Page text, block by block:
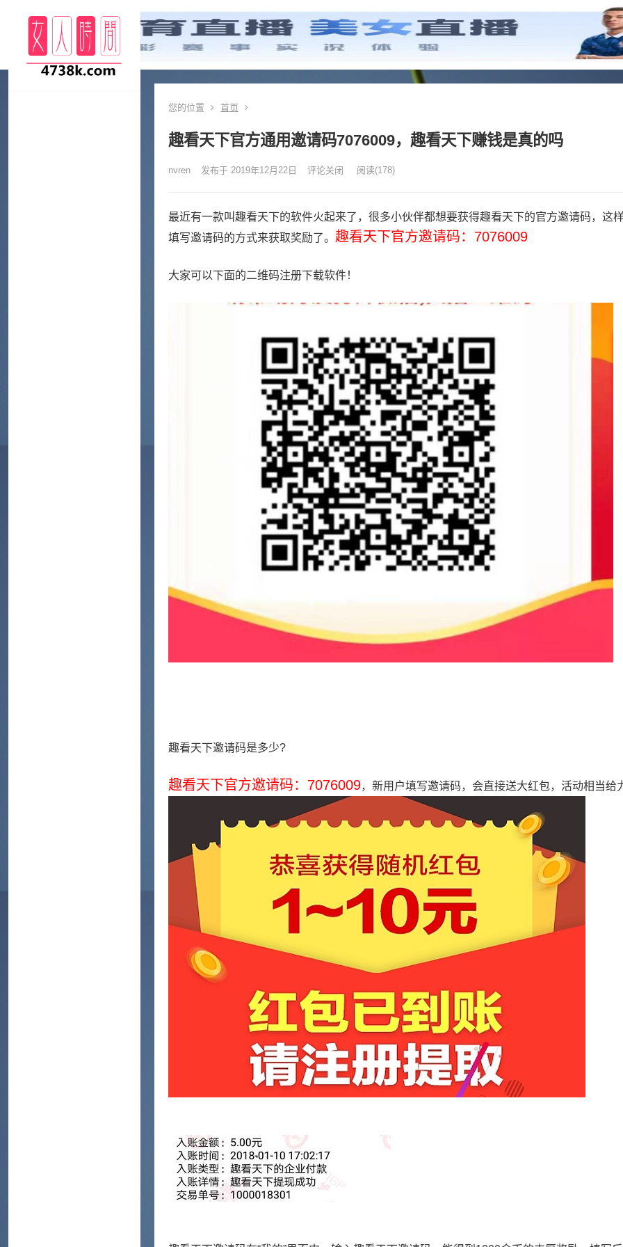
您的位置 首页
趣看天下官方通用邀请码7076009，趣看天下赚钱是真的吗
nvren 发布于 2019年12月22日 评论关闭 阅读(178)
最近有一款叫趣看天下的软件火起来了，很多小伙伴都想要获得趣看天下的官方邀请码，这
填写邀请码的方式来获取奖励了。 趣看天下官方邀请码：7076009
大家可以下面的二维码注册下载软件！
趣看天下邀请码是多少?
趣看天下官方邀请码：7076009，新用户填写邀请码，会直接送大红包，活动相当给